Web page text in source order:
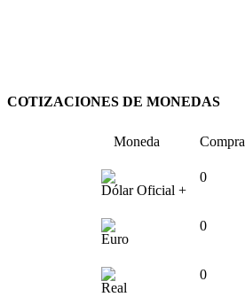
COTIZACIONES DE MONEDAS
Moneda Compra
Dólar Oficial +
0
Euro
0
Real
0